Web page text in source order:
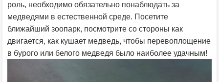
роль, необходимо обязательно понаблюдать за
медведями в естественной среде. Посетите
ближайший зоопарк, посмотрите со стороны как
двигается, как кушает медведь, чтобы перевоплощение
в бурого или белого медведя было наиболее удачным!